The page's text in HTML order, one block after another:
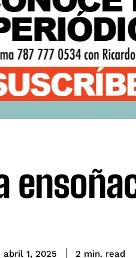
abril 1, 2025 2 min. read